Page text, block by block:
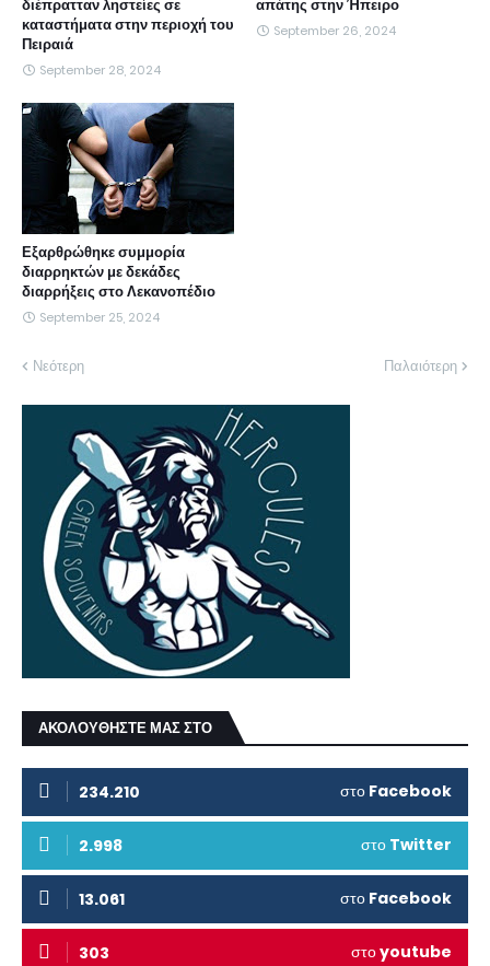
διέπρατταν ληστείες σε
καταστήματα στην περιοχή του
Πειραιά
September 28, 2024
απάτης στην Ήπειρο
September 26, 2024
Εξαρθρώθηκε συμμορία
διαρρηκτών με δεκάδες
διαρρήξεις στο Λεκανοπέδιο
September 25, 2024
Νεότερη Παλαιότερη
ΑΚΟΛΟΥΘΗΣΤΕ ΜΑΣ ΣΤΟ
234.210 στο Facebook
2.998 στο Twitter
13.061 στο Facebook
303 στοyoutube